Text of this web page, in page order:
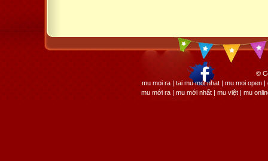
©
mu moi ra | tai mu moi nhat | mu moi open
mu mới ra | mu mới nhất | mu việt | mu